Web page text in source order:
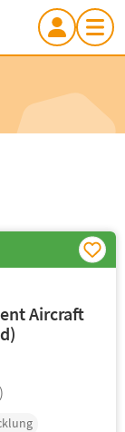
Aircraft